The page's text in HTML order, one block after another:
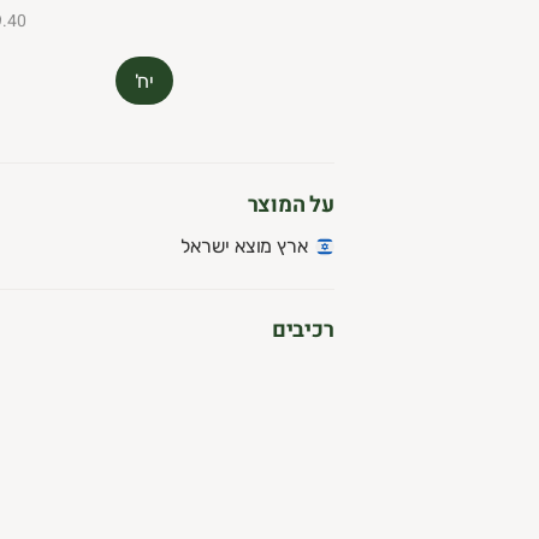
₪9.40
יח'
על המוצר
ארץ מוצא ישראל
רכיבים